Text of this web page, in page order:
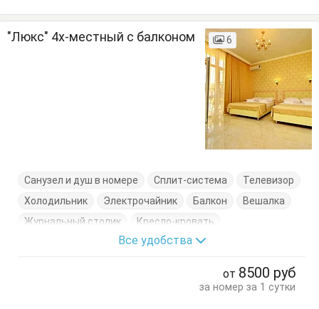
"Люкс" 4х-местный с балконом 6
Санузел и душ в номере Сплит-система
Телевизор
Холодильник
Электрочайник Балкон
Вешалка
Журнальный столик
Кресло-кровать
Кровати односпальные
Кровать двуспальная
Все удобства
от 8500 руб
за номер за 1 сутки